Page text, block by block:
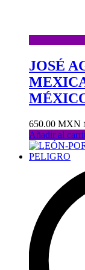
JOSÉ
650.00 MXN
Añadir al